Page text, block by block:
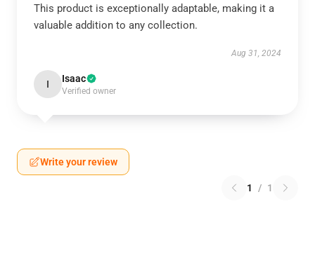
This product is exceptionally adaptable, making it a
valuable addition to any collection.
Aug 31, 2024
I Isaac
Verified owner
Write your review
1 / 1